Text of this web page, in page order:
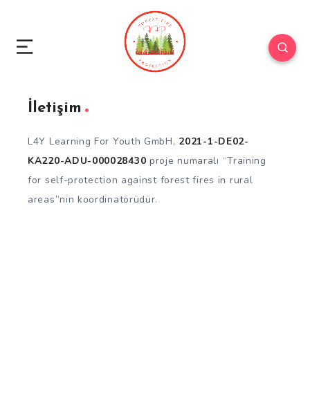
İletişim
L4Y Learning For Youth GmbH, 2021-1-DE02-
KA220-ADU-000028430 proje numaralı “Training
for self-protection against forest fires in rural
areas”nin koordinatörüdür.